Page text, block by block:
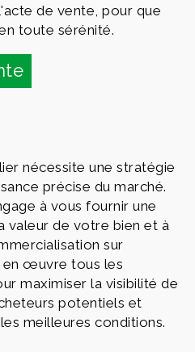
de vente, pour que
toute sérénité.
nécessite une stratégie
précise du marché.
à vous fournir une
valeur de votre bien et à
sur
en œuvre tous les
maximiser la visibilité de
potentiels et
meilleures conditions.